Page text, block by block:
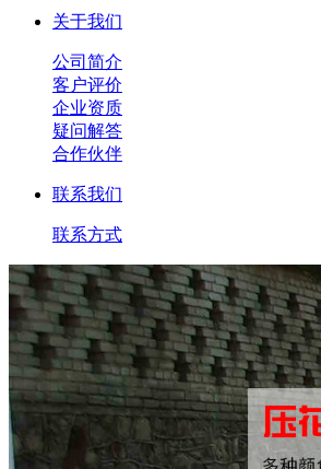
关于我们
公司简介
客户评价
企业资质
疑问解答
合作伙伴
联系我们
联系方式